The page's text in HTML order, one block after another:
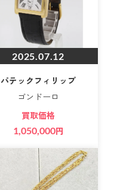
2025.07.12
パテックフィリップ
ゴンドーロ
買取価格
1,050,000円